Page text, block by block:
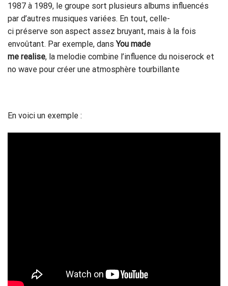
1987 à 1989, le groupe sort plusieurs albums influencés
par d’autres musiques variées. En tout, celle-
ci préserve son aspect assez bruyant, mais à la fois
envoûtant. Par exemple, dansYou made
me realise, la melodie combine l’influence du noiserock et
no wave pour créer une atmosphère tourbillante
En voici un exemple :